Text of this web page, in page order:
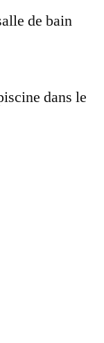
de bain
dans le